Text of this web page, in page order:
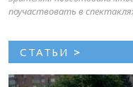
поучаствовать в
СТАТЬИ >